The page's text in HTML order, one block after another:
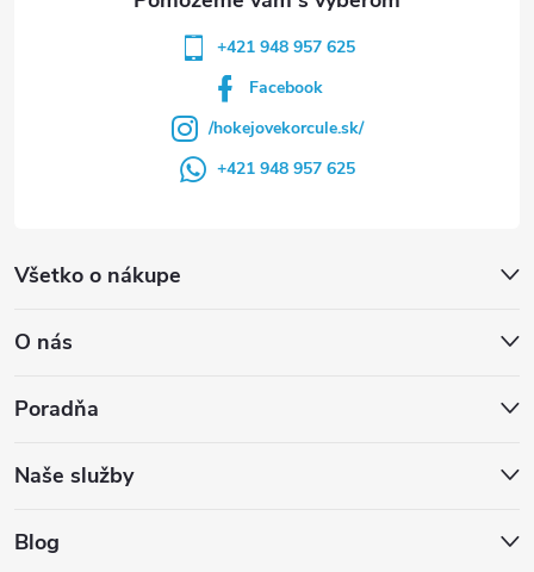
Všetko o nákupe
O nás
Poradňa
Naše služby
Blog
+421 948 957 625
Facebook
/hokejovekorcule.sk/
+421 948 957 625